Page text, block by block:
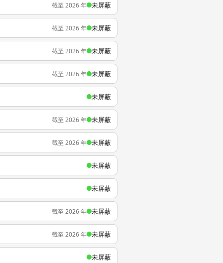
截至 2026 年 未屏蔽
截至 2026 年 未屏蔽
截至 2026 年 未屏蔽
截至 2026 年 未屏蔽
未屏蔽
截至 2026 年 未屏蔽
截至 2026 年 未屏蔽
未屏蔽
未屏蔽
截至 2026 年 未屏蔽
截至 2026 年 未屏蔽
未屏蔽